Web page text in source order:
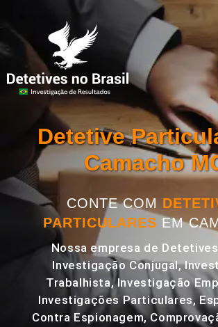
Detetive
Camacho
CONTE COM
PARTICULARES EM
Nossa empresa de
Investigação Conjugal,
Trabalhista, Investigação
Investigações Particulares,
Contra Espionagem,